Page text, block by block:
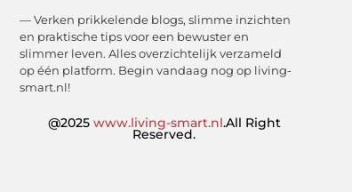
— Verken prikkelende blogs, slimme inzichten
en praktische tips voor een bewuster en
slimmer leven. Alles overzichtelijk verzameld
op één platform. Begin vandaag nog op living-
smart.nl!
@2025 www.living-smart.nl.All Right
Reserved.